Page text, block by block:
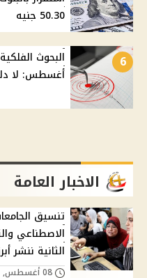
50.30 جنيه
6
أغسطس: لا
الاخبار العامة
الاصطناعي
الثانية ننشر